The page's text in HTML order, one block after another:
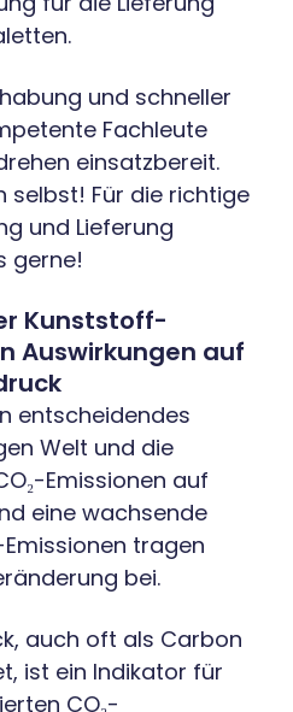
und schneller
Fachleute
einsatzbereit.
selbst! Für die richtige
und Lieferung
gerne!
Kunststoff-
Auswirkungen auf
entscheidendes
Welt und die
Emissionen auf
eine wachsende
Emissionen tragen
bei.
auch oft als Carbon
ist ein Indikator für
CO₂-